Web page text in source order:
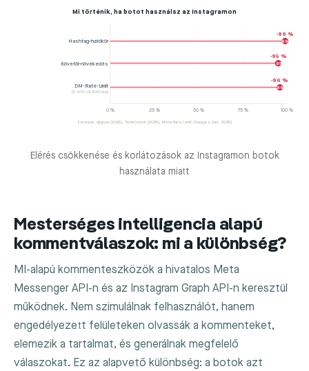
Mi történik, ha botot használsz az Instagramon
0 % 25 % 50 % 75 % 100 %
Hashtag-hatókör 99
-99 %
Követői-növekedés 95
-95 %
DM-Rate-Limit
(5 000-ről 200/óra)
96
-96 %
Források: Upgrow (2025), TechCrunch (2025), Meta Rate Limit Changes (okt. 2025)
Elérés csökkenése és korlátozások az Instagramon botok
használata miatt
Mesterséges intelligencia alapú
kommentválaszok: mi a különbség?
MI-alapú kommenteszközök a hivatalos Meta
Messenger API-n és az Instagram Graph API-n keresztül
működnek. Nem szimulálnak felhasználót, hanem
engedélyezett felületeken olvassák a kommenteket,
elemezik a tartalmat, és generálnak megfelelő
válaszokat. Ez az alapvető különbség: a botok azt